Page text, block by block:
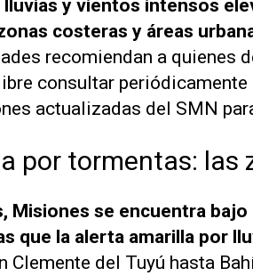
lluvias y vientos intensos
costeras y áreas
recomiendan a quienes
consultar
actualizadas del SMN
por tormentas: las
Misiones se encuentra
que la alerta amarilla por
Clemente del Tuyú hasta